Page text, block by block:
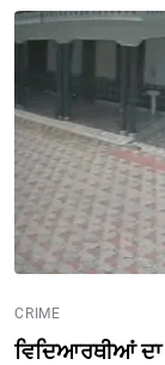
CRIME
ਵਿਦਿਆਰਥੀਆਂ